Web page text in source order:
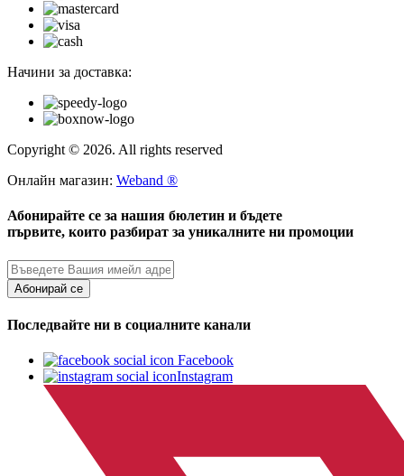
Начини за доставка:
Copyright © 2026. All rights reserved
Онлайн магазин: Weband ®
Абонирайте се за нашия бюлетин и бъдете
първите, които разбират за уникалните ни промоции
Абонирай се
Последвайте ни в социалните канали
Facebook
Instagram